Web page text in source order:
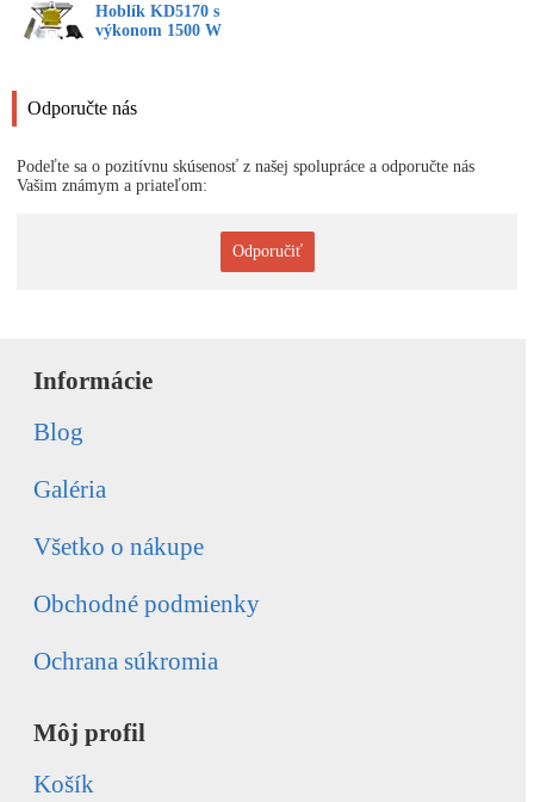
Hoblík KD5170 s
výkonom 1500 W
Odporučte nás
Podeľte sa o pozitívnu skúsenosť z našej spolupráce a odporučte nás
Vašim známym a priateľom:
Odporučiť
Informácie
Blog
Galéria
Všetko o nákupe
Obchodné podmienky
Ochrana súkromia
Môj profil
Košík